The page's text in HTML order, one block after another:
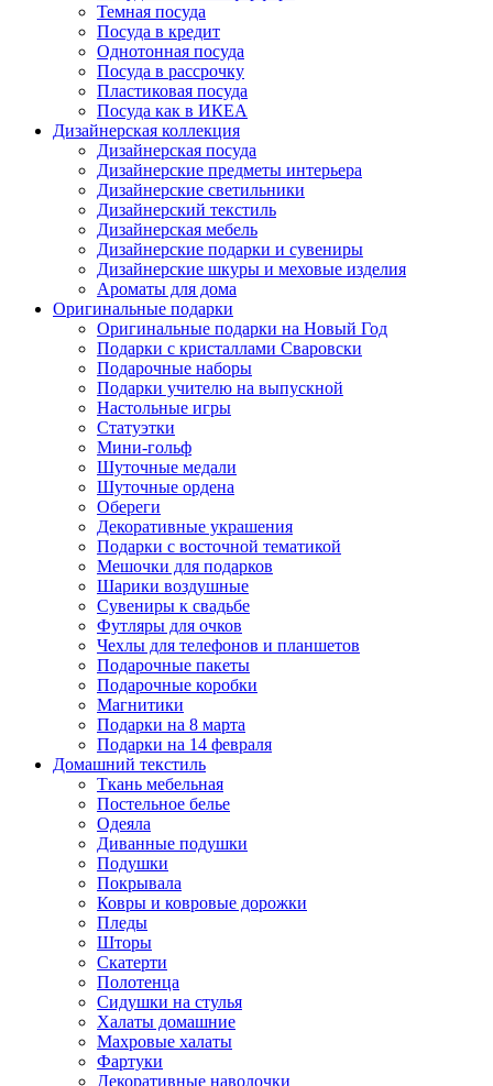
Темная посуда
Посуда в кредит
Однотонная посуда
Посуда в рассрочку
Пластиковая посуда
Посуда как в ИКЕА
Дизайнерская коллекция
Дизайнерская посуда
Дизайнерские предметы интерьера
Дизайнерские светильники
Дизайнерский текстиль
Дизайнерская мебель
Дизайнерские подарки и сувениры
Дизайнерские шкуры и меховые изделия
Ароматы для дома
Оригинальные подарки
Оригинальные подарки на Новый Год
Подарки с кристаллами Сваровски
Подарочные наборы
Подарки учителю на выпускной
Настольные игры
Статуэтки
Мини-гольф
Шуточные медали
Шуточные ордена
Обереги
Декоративные украшения
Подарки с восточной тематикой
Мешочки для подарков
Шарики воздушные
Сувениры к свадьбе
Футляры для очков
Чехлы для телефонов и планшетов
Подарочные пакеты
Подарочные коробки
Магнитики
Подарки на 8 марта
Подарки на 14 февраля
Домашний текстиль
Ткань мебельная
Постельное белье
Одеяла
Диванные подушки
Подушки
Покрывала
Ковры и ковровые дорожки
Пледы
Шторы
Скатерти
Полотенца
Сидушки на стулья
Халаты домашние
Махровые халаты
Фартуки
Декоративные наволочки